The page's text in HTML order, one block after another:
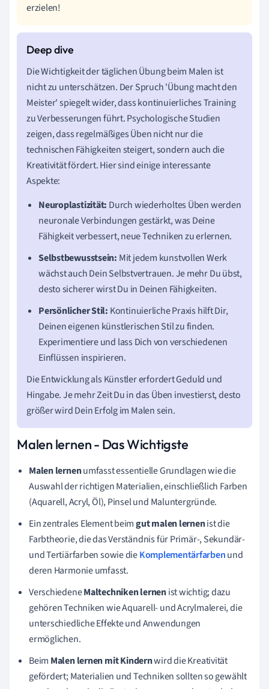
erzielen!
Die Wichtigkeit der täglichen Übung beim Malen ist
nicht zu unterschätzen. Der Spruch 'Übung macht den
Meister' spiegelt wider, dass kontinuierliches Training
zu Verbesserungen führt. Psychologische Studien
zeigen, dass regelmäßiges Üben nicht nur die
technischen Fähigkeiten steigert, sondern auch die
Kreativität fördert. Hier sind einige interessante
Aspekte:
Neuroplastizität: Durch wiederholtes Üben werden
neuronale Verbindungen gestärkt, was Deine
Fähigkeit verbessert, neue Techniken zu erlernen.
Selbstbewusstsein: Mit jedem kunstvollen Werk
wächst auch Dein Selbstvertrauen. Je mehr Du übst,
desto sicherer wirst Du in Deinen Fähigkeiten.
Persönlicher Stil: Kontinuierliche Praxis hilft Dir,
Deinen eigenen künstlerischen Stil zu finden.
Experimentiere und lass Dich von verschiedenen
Einflüssen inspirieren.
Die Entwicklung als Künstler erfordert Geduld und
Hingabe. Je mehr Zeit Du in das Üben investierst, desto
größer wird Dein Erfolg im Malen sein.
Malen lernen - Das Wichtigste
Malen lernenumfasst essentielle Grundlagen wie die
Auswahl der richtigen Materialien, einschließlich Farben
(Aquarell, Acryl, Öl), Pinsel und Maluntergründe.
Ein zentrales Element beimgut malen lernenist die
Farbtheorie, die das Verständnis für Primär-, Sekundär-
und Tertiärfarben sowie dieKomplementärfarbenund
deren Harmonie umfasst.
VerschiedeneMaltechniken lernenist wichtig; dazu
gehören Techniken wie Aquarell- und Acrylmalerei, die
unterschiedliche Effekte und Anwendungen
ermöglichen.
Beim Malen lernen mit Kindernwird die Kreativität
gefördert; Materialien und Techniken sollten so gewählt